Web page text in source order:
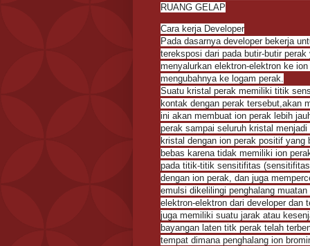
RUANG GELAP
Cara kerja Developer
Pada dasarnya developer bekerja
tereksposi dari pada butir-butir
menyalurkan elektron-elektron ke
mengubahnya ke logam perak.
Suatu kristal perak memiliki titik
kontak dengan perak tersebut,akan
ini akan membuat ion perak lebih
perak sampai seluruh kristal
kristal dengan ion perak positif yang
bebas karena tidak memiliki ion
pada titik-titik sensitifitas
dengan ion perak, dan juga
emulsi dikelilingi penghalang
elektron-elektron dari developer dan
juga memiliki suatu jarak atau
bayangan laten titk perak telah
tempat dimana penghalang ion